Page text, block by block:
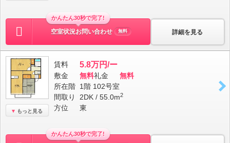
詳細を見る
かんたん30秒で完了!
空室状況お問い合わせ 無料
もっと見る
賃料 5.8万円/ー
敷金 無料礼金
無料
所在階 1階 102号室
間取り
2DK / 55.0m2
方位 東
かんたん30秒で完了!